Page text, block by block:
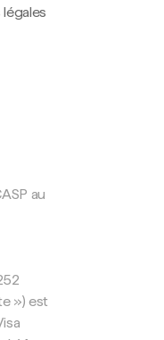
au
») est